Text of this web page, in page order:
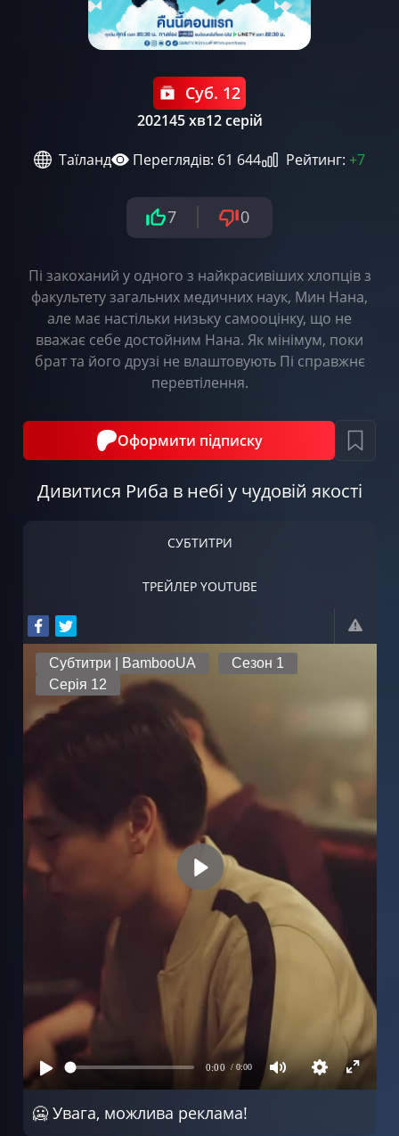
Суб. 12
202145 хв12 серій
Таїланд
Переглядів: 61 644 Рейтинг: +7
7 0
Пі закоханий у одного з найкрасивіших хлопців з
факультету загальних медичних наук, Мин Нана,
але має настільки низьку самооцінку, що не
вважає себе достойним Нана. Як мінімум, поки
брат та його друзі не влаштовують Пі справжнє
перевтілення.
Оформити підписку
Дивитися Риба в небі у чудовій якості
СУБТИТРИ
ТРЕЙЛЕР YOUTUBE
🥶 Увага, можлива реклама!